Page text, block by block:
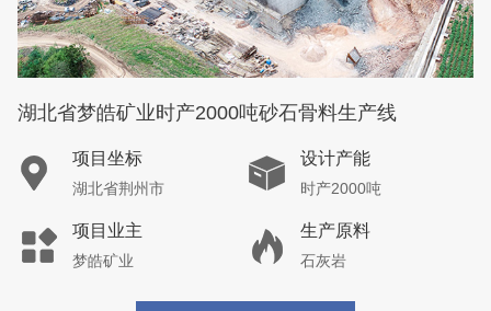
湖北省梦皓矿业时产2000吨砂石骨料生产线
项目坐标
湖北省荆州市
设计产能
时产2000吨
项目业主
梦皓矿业
生产原料
石灰岩